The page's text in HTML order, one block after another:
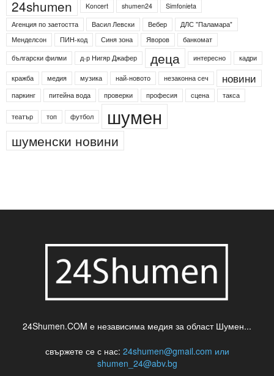
24shumen Koncert shumen24
Simfonieta
Агенция по заетостта
Васил Левски Вебер
ДЛС "Паламара"
Менделсон
ПИН-код Синя зона Яворов
банкомат
български филми
д-р Нигяр Джафер деца интересно кадри
кражба медия музика най-новото незаконна сеч новини
паркинг питейна вода проверки професия сцена такса
театър топ футбол шумен
шуменски новини
24Shumen.COM е независима медия за област Шумен...
свържете се с нас: 24shumen@gmail.com или
shumen_24@abv.bg